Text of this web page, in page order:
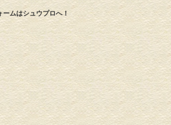
ムはシュウプロへ！